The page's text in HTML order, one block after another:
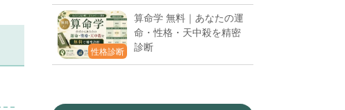
性格診断
算命学 無料｜あなたの運
命・性格・天中殺を精密
診断